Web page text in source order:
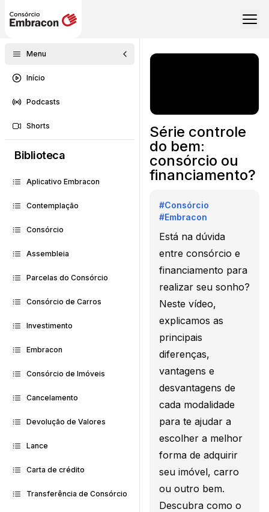
Menu
Início
Podcasts
Shorts
Biblioteca
Aplicativo Embracon
Contemplação
Consórcio
Assembleia
Parcelas do Consórcio
Consórcio de Carros
Investimento
Embracon
Consórcio de Imóveis
Cancelamento
Devolução de Valores
Lance
Carta de crédito
Transferência de Consórcio
Série controle
do bem:
consórcio ou
financiamento?
#Consórcio
#Embracon
Está na dúvida
entre consórcio e
financiamento para
realizar seu sonho?
Neste vídeo,
explicamos as
principais
diferenças,
vantagens e
desvantagens de
cada modalidade
para te ajudar a
escolher a melhor
forma de adquirir
seu imóvel, carro
ou outro bem.
Descubra como o